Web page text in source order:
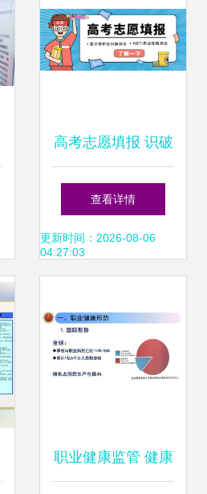
高考志愿填报 识破
伪兴趣，解锁真热
爱，让健康管理引
查看详情
更新时间：2026-08-06
04:27:03
职业健康监管 健康